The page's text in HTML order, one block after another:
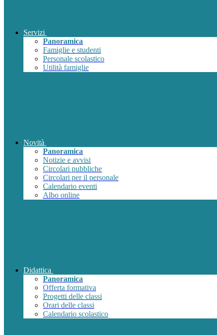
Servizi
Panoramica
Famiglie e studenti
Personale scolastico
Utilità famiglie
Novità
Panoramica
Notizie e avvisi
Circolari pubbliche
Circolari per il personale
Calendario eventi
Albo online
Didattica
Panoramica
Offerta formativa
Progetti delle classi
Orari delle classi
Calendario scolastico